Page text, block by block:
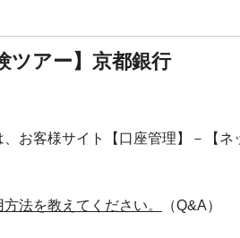
ツアー】京都銀行
お客様サイト【口座管理】－【
法を教えてください。 （Q&A）